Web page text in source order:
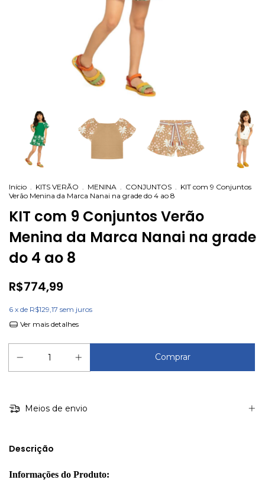
Início . KITS VERÃO . MENINA . CONJUNTOS . KIT com 9 Conjuntos
Verão Menina da Marca Nanai na grade do 4 ao 8
KIT com 9 Conjuntos Verão
Menina da Marca Nanai na grade
do 4 ao 8
R$774,99
6 x de R$129,17 sem juros
Ver mais detalhes
Meios de envio
Descrição
Informações do Produto: